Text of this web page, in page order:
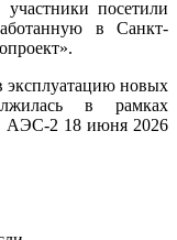
участники посетили
в Санкт-
эксплуатацию новых
в рамках
АЭС-2 18 июня 2026